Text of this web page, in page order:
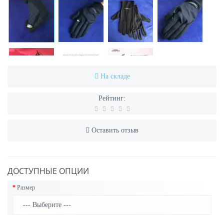
На складе
Рейтинг:
Оставить отзыв
ДОСТУПНЫЕ ОПЦИИ
Размер